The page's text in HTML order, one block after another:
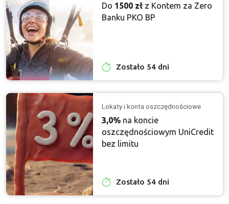
Do 1500 zł z Kontem za Zero
Banku PKO BP
Zostało 54 dni
Lokaty i konta oszczędnościowe
3,0% na koncie
oszczędnościowym UniCredit
bez limitu
Zostało 54 dni